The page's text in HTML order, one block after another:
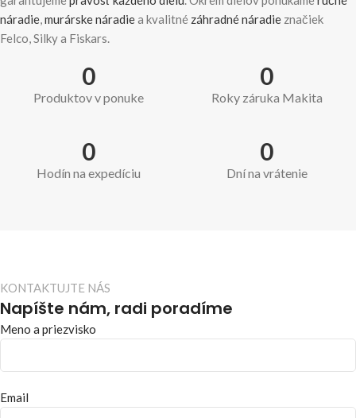
náradie,murárske náradiea kvalitné záhradné náradie značiek
Felco, Silky a Fiskars.
0
Produktov v ponuke
0
Roky záruka Makita
0
Hodín na expedíciu
0
Dní na vrátenie
KONTAKTUJTE NÁS
Napíšte nám, radi poradíme
Meno a priezvisko
Email